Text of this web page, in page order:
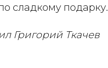
сладкому подарку.
Григорий Ткачев